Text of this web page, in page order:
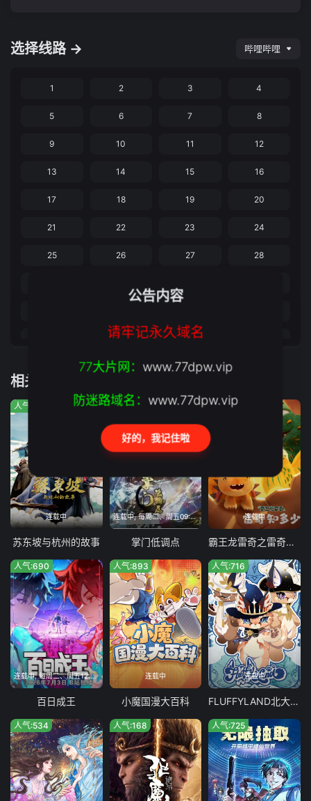
选择线路 → 哔哩哔哩
1 2 3 4
5 6 7 8
9 10 11 12
13 14 15 16
17 18 19 20
21 22 23 24
25 26 27 28
38 39
42 43
46 47
50 51
相关推荐
连载中
人气:238
苏东坡与杭州的故事
连载中, 每周二、周五09:00更新
人气:666
掌门低调点
连载中
人气:374
霸王龙雷奇之雷奇知多少
连载中, 每周二、周五12:00更新
人气:690
百日成王
连载中
人气:893
小魔国漫大百科
连载中
人气:716
FLUFFYLAND北大陆篇动态漫
人气:534 人气:168 人气:725
公告内容
请牢记永久域名
77大片网： www.77dpw.vip
防迷路域名： www.77dpw.vip
好的，我记住啦